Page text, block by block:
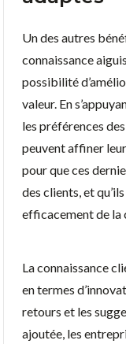
Un des autres
connaissance
possibilité
valeur. En
les préférences
peuvent affiner
pour que ces
des clients, et
efficacement de la
La connaissance
en termes
retours et les
ajoutée, les